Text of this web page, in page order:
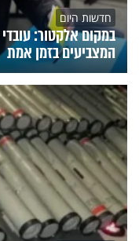
חדשות היום
במקום אלקטור:
המצביעים בזמן אמת